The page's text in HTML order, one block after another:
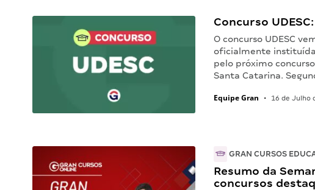
Concurso
O concurso UDESC
oficialmente instituída
pelo próximo
Santa Catarina.
Equipe Gran • 16 de Julho
GRAN CURSOS
Resumo da
concursos